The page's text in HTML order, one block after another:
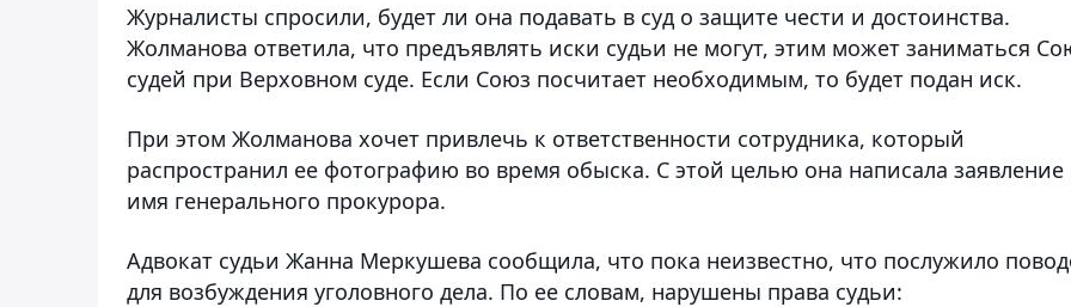
Журналисты спросили, будет ли она подавать в суд о защите чести и достоинства.
Жолманова ответила, что предъявлять иски судьи не могут, этим может заниматься
судей при Верховном суде. Если Союз посчитает необходимым, то будет подан иск.
При этом Жолманова хочет привлечь к ответственности сотрудника, который
распространил ее фотографию во время обыска. С этой целью она написала заявление
имя генерального прокурора.
Адвокат судьи Жанна Меркушева сообщила, что пока неизвестно, что послужило
для возбуждения уголовного дела. По ее словам, нарушены права судьи: